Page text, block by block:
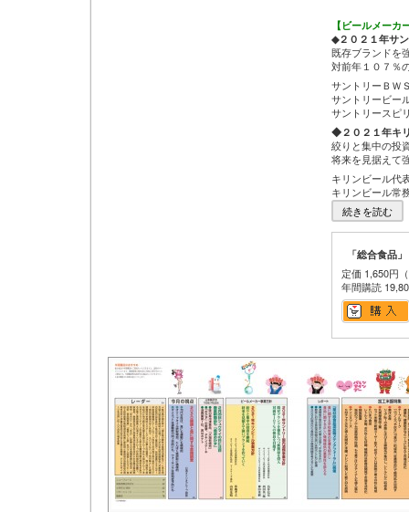
【ビールメーカ
◆２０２１年サ
既存ブランドを
対前年１０７％
サントリーＢＷ
サントリービー
サントリースピ
◆２０２１年キ
絞りと集中の投
将来を見据えて
キリンビール
キリンビール常
続きを読む
「総合食品」
定価 1,650円
年間購読